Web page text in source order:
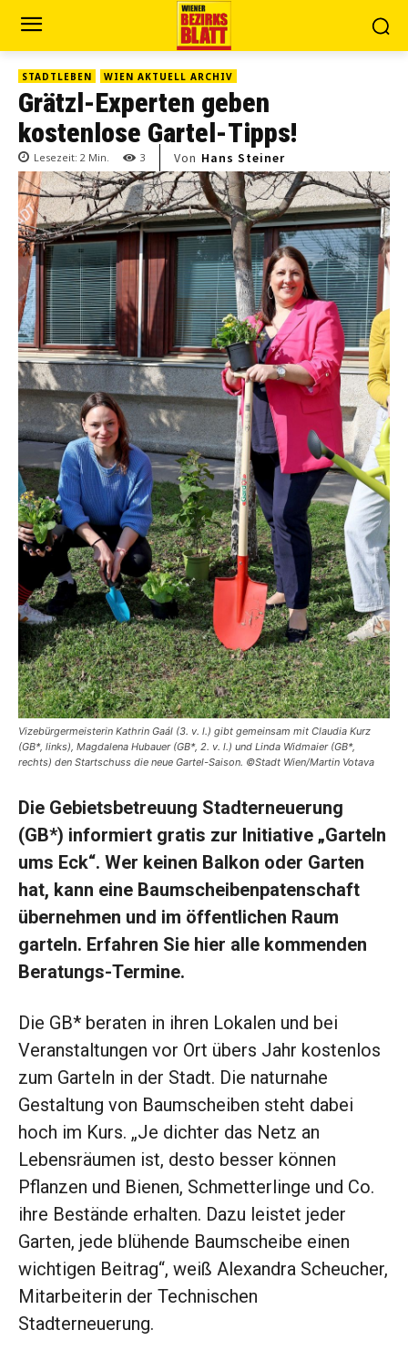
STADTLEBEN WIEN AKTUELL ARCHIV
Grätzl-Experten geben
kostenlose Gartel-Tipps!
Lesezeit: 2 Min. 3 Von Hans Steiner
Vizebürgermeisterin Kathrin Gaál (3. v. l.) gibt gemeinsam mit Claudia Kurz
(GB*, links), Magdalena Hubauer (GB*, 2. v. l.) und Linda Widmaier (GB*,
rechts) den Startschuss die neue Gartel-Saison. ©Stadt Wien/Martin Votava
Die Gebietsbetreuung Stadterneuerung
(GB*) informiert gratis zur Initiative „Garteln
ums Eck“. Wer keinen Balkon oder Garten
hat, kann eine Baumscheibenpatenschaft
übernehmen und im öffentlichen Raum
garteln. Erfahren Sie hier alle kommenden
Beratungs-Termine.
Die GB* beraten in ihren Lokalen und bei
Veranstaltungen vor Ort übers Jahr kostenlos
zum Garteln in der Stadt. Die naturnahe
Gestaltung von Baumscheiben steht dabei
hoch im Kurs. „Je dichter das Netz an
Lebensräumen ist, desto besser können
Pflanzen und Bienen, Schmetterlinge und Co.
ihre Bestände erhalten. Dazu leistet jeder
Garten, jede blühende Baumscheibe einen
wichtigen Beitrag“, weiß Alexandra Scheucher,
Mitarbeiterin der Technischen
Stadterneuerung.